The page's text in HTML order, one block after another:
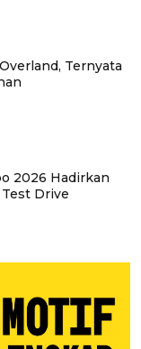
Ternyata
2026 Hadirkan
Drive